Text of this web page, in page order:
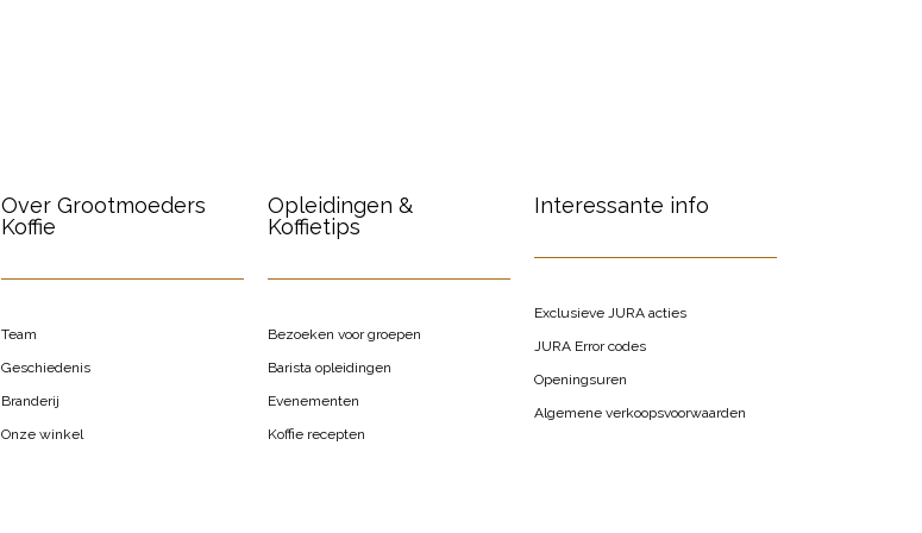
Over Grootmoeders
Koffie
Team
Geschiedenis
Branderij
Onze winkel
Opleidingen &
Koffietips
Bezoeken voor groepen
Barista opleidingen
Evenementen
Koffie recepten
Interessante info
Exclusieve JURA acties
JURA Error codes
Openingsuren
Algemene verkoopsvoorwaarden